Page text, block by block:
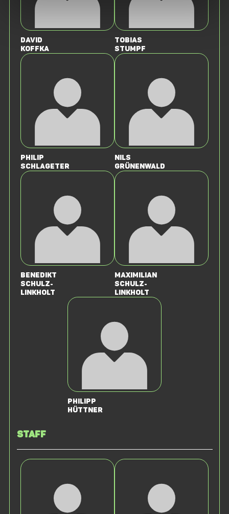
David
Koffka
Tobias
Stumpf
Philip
Schlageter
Nils
Grünenwald
Benedikt
Schulz-
Linkholt
Maximilian
Schulz-
Linkholt
Philipp
Hüttner
Staff